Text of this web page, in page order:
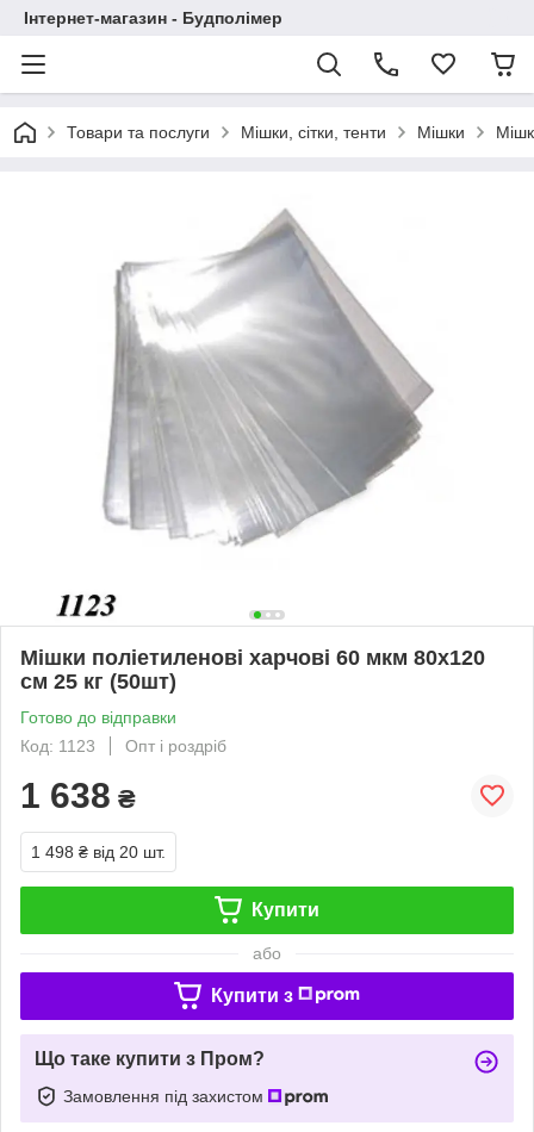
Інтернет-магазин - Будполімер
Товари та послуги Мішки, сітки, тенти Мішки
Мішки поліетиленові харчові 60 мкм 80х120
см 25 кг (50шт)
Готово до відправки
Код: 1123
Опт і роздріб
1 638 ₴
1 498 ₴ від 20 шт.
Купити
або
Купити з
Що таке купити з Пром?
Замовлення під захистом